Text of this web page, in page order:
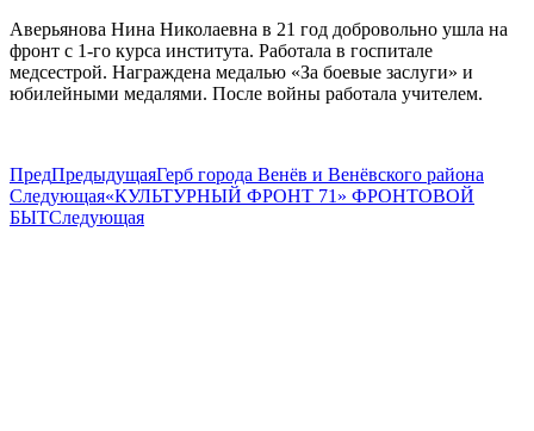
Аверьянова Нина Николаевна в 21 год добровольно ушла на
фронт с 1-го курса института. Работала в госпитале
медсестрой. Награждена медалью «За боевые заслуги» и
юбилейными медалями. После войны работала учителем.
ПредПредыдущаяГерб города Венёв и Венёвского района
Следующая«КУЛЬТУРНЫЙ ФРОНТ 71» ФРОНТОВОЙ
БЫТСледующая